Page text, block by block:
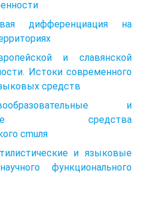
дифференциация на
и славянской
Истоки современного
средств
и
средства
cmuля
и языковые
функционального